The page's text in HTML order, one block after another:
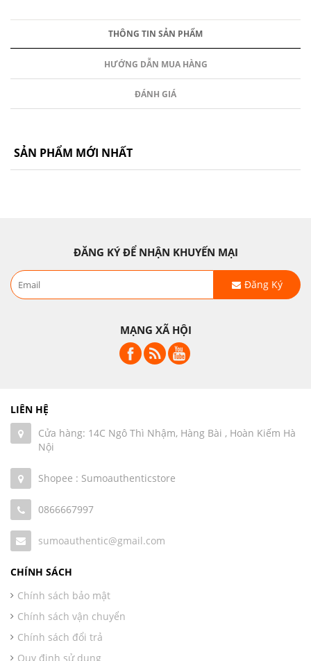
THÔNG TIN SẢN PHẨM
HƯỚNG DẪN MUA HÀNG
ĐÁNH GIÁ
SẢN PHẨM MỚI NHẤT
ĐĂNG KÝ ĐỂ NHẬN KHUYẾN MẠI
Đăng Ký
MẠNG XÃ HỘI
LIÊN HỆ
Cửa hàng: 14C Ngô Thì Nhậm, Hàng Bài , Hoàn Kiếm Hà
Nội
Shopee : Sumoauthenticstore
0866667997
sumoauthentic@gmail.com
CHÍNH SÁCH
Chính sách bảo mật
Chính sách vận chuyển
Chính sách đổi trả
Quy định sử dụng